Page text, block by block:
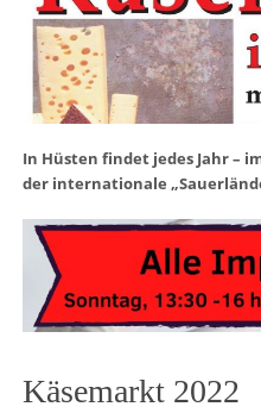
In Hüsten findet jedes Jahr –
der internationale
Käsemarkt 2022